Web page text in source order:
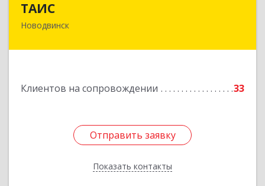
ТАИС
Новодвинск
Клиентов на сопровождении 33
Отправить заявку
Показать контакты
164902, Архангельская обл, Новодвинск г,
Отправить заявку
Назад